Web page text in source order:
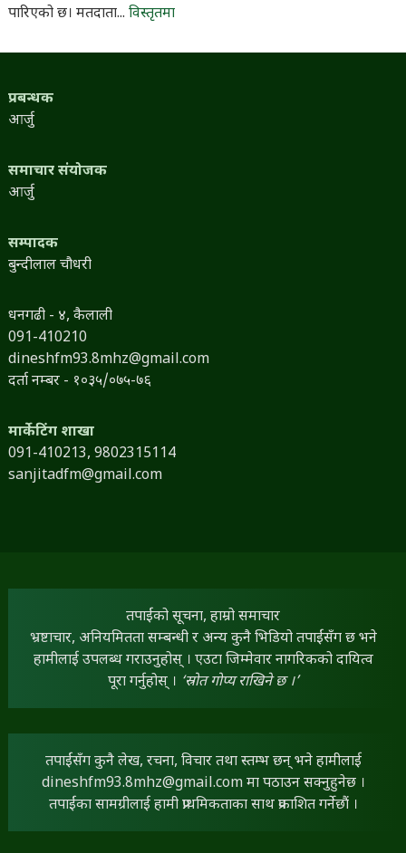
पारिएको छ। मतदाता... विस्तृतमा
प्रबन्धक
आर्जु
समाचार संयोजक
आर्जु
सम्पादक
बुन्दीलाल चौधरी
धनगढी - ४, कैलाली
091-410210
dineshfm93.8mhz@gmail.com
दर्ता नम्बर - १०३५/०७५-७६
मार्केटिंग शाखा
091-410213, 9802315114
sanjitadfm@gmail.com
तपाईंको सूचना, हाम्रो समाचार
भ्रष्टाचार, अनियमितता सम्बन्धी र अन्य कुनै भिडियो तपाईंसँग छ भने
हामीलाई उपलब्ध गराउनुहोस् । एउटा जिम्मेवार नागरिकको दायित्व
पूरा गर्नुहोस् । ‘स्रोत गोप्य राखिने छ ।’
तपाईंसँग कुनै लेख, रचना, विचार तथा स्तम्भ छन् भने हामीलाई
dineshfm93.8mhz@gmail.comमा पठाउन सक्नुहुनेछ ।
तपाईंका सामग्रीलाई हामी प्राथमिकताका साथ प्रकाशित गर्नेछौं ।